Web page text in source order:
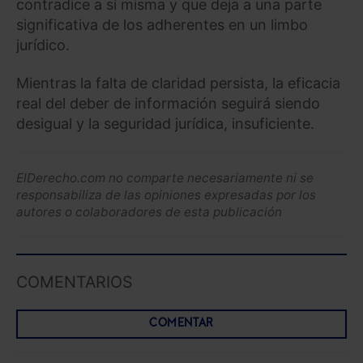
Saber más acerca de las cookies
contradice a sí misma y que deja a una parte
significativa de los adherentes en un limbo
jurídico.
Mientras la falta de claridad persista, la eficacia
real del deber de información seguirá siendo
desigual y la seguridad jurídica, insuficiente.
ElDerecho.com no comparte necesariamente ni se
responsabiliza de las opiniones expresadas por los
autores o colaboradores de esta publicación
COMENTARIOS
COMENTAR